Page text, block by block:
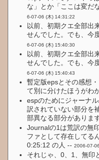
な」とか「ここは変だ
6-07-06 (木) 14:31:22
以前、初期クエ全部出
せんでした。でも、今
6-07-06 (木) 15:40:30
以前、初期クエ全部出
せんでした。でも、今
6-07-06 (木) 15:40:43
暫定版epsとその感想
て別に分けたほうがわ
espのためにジャーナ
訳されていない部分を
部異なる部分がありま
Journalの1は荒訳の無
ファとして存在してる
0:25:12 の人 --2006-07-
それじゃ、0、1、無印